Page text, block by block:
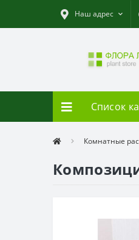
Наш адрес
Список
Комнатные